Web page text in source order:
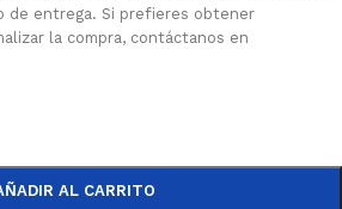
de entrega. Si prefieres obtener
la compra, contáctanos en
AL CARRITO